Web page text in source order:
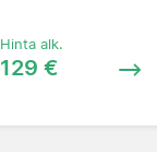
Hinta alk.
129 €